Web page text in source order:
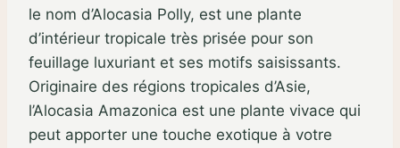
le nom d’Alocasia Polly, est une plante
d’intérieur tropicale très prisée pour son
feuillage luxuriant et ses motifs saisissants.
Originaire des régions tropicales d’Asie,
l’Alocasia Amazonica est une plante vivace qui
peut apporter une touche exotique à votre